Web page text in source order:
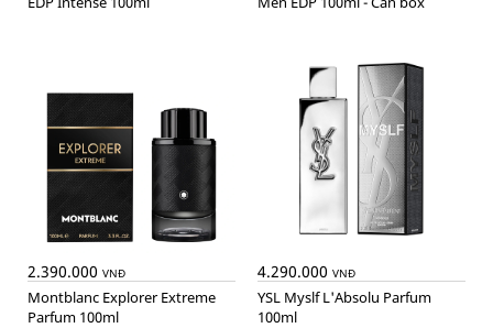
2.390.000 VNĐ
Montblanc Explorer Extreme
Parfum 100ml
4.290.000 VNĐ
YSL Myslf L'Absolu Parfum
100ml